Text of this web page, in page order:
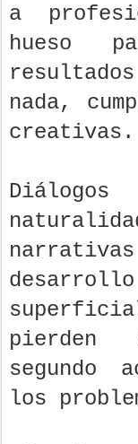
a
hueso
nada,
creativas.
pierden
segundo
los